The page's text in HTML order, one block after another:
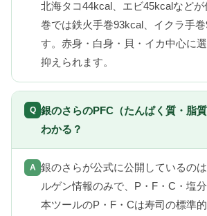
北海タコ44kcal、エビ45kcalなど
巻では鉄火手巻93kcal、イクラ手
す。赤身・白身・貝・イカ中心に
抑えられます。
銀のさらのPFC（たんぱく質・脂
わかる？
銀のさらが公式に公開しているの
ルゲン情報のみで、P・F・C・塩分
本ツールのP・F・Cは寿司の標準